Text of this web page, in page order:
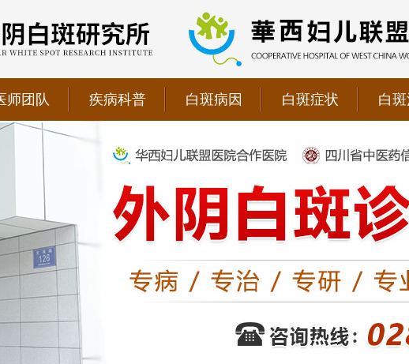
师团队 疾病科普 白斑病因 白斑症状 白
、成都第三人民医院双向转诊单位，强强联手为更多患者提供专业诊疗！
，联系电话：028-61069090；警惕虚假广告，坚持正规医院就诊
会理事单位、华西妇儿联盟合作医院！